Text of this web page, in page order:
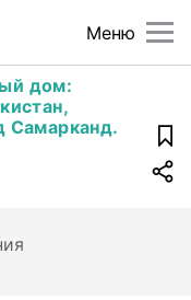
Меню
дом:
Самарканд.